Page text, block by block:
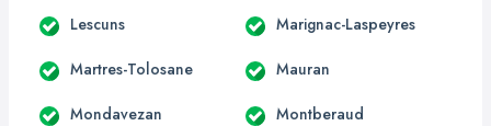
Lescuns Marignac-Laspeyres
Martres-Tolosane Mauran
Mondavezan Montberaud